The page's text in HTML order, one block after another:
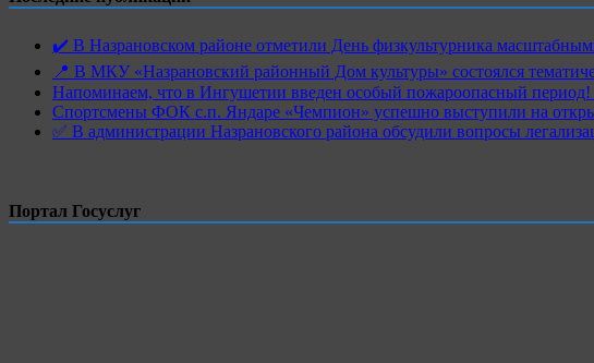
✔️ В Назрановском районе отметили День физкультурника
📍 В МКУ «Назрановский районный Дом культуры» состоялся
Напоминаем, что в Ингушетии введен особый пожароопасный период!⁣⁣⠀
Спортсмены ФОК с.п. Яндаре «Чемпион» успешно выступили на
✅ В администрации Назрановского района обсудили вопросы
Портал Госуслуг